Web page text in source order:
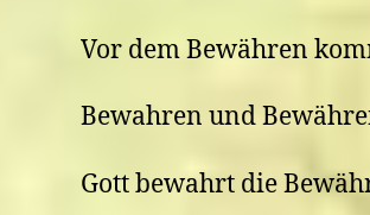
Vor dem Bewähren
Bewahren und
Gott bewahrt die